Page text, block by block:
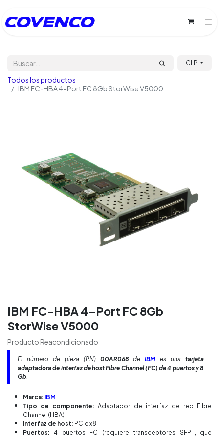
CLP
Todos los productos
IBM FC-HBA 4-Port FC 8Gb StorWise V5000
IBM FC-HBA 4-Port FC 8Gb
StorWise V5000
Producto Reacondicionado
El número de pieza (PN) 00AR068 deIBM es unatarjeta
adaptadora de interfaz de host Fibre Channel (FC) de 4 puertos y 8
Gb.
Marca: IBM
Tipo de componente: Adaptador de interfaz de red Fibre
Channel (HBA)
Interfaz de host: PCIe x8
Puertos: 4 puertos FC (requiere transceptores SFP+, que